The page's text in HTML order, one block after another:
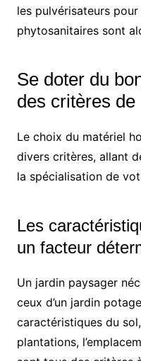
les pulvérisateurs
phytosanitaires sont
Se doter du
des critères de
Le choix du matériel
divers critères, allant
la spécialisation de
Les
un facteur
Un jardin paysager
ceux d’un jardin
caractéristiques du
plantations,